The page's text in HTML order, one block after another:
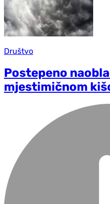
Društvo
Postepeno
mjestimičnom